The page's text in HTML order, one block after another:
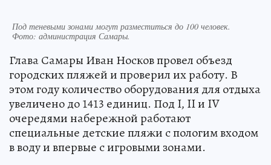
Под теневыми зонами могут разместиться до 100 человек.
Фото: администрация Самары.
Глава Самары Иван Носков провел объезд
городских пляжей и проверил их работу. В
этом году количество оборудования для отдыха
увеличено до 1413 единиц. Под I, II и IV
очередями набережной работают
специальные детские пляжи с пологим входом
в воду и впервые с игровыми зонами.